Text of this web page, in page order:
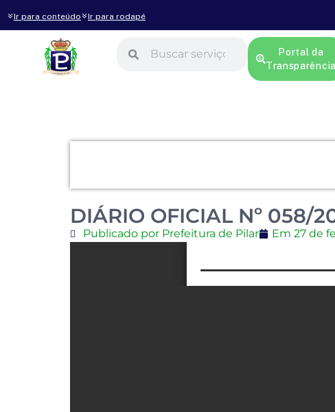
Ir para conteúdo Ir para rodapé
Portal da
Transparência
DIÁRIO OFICIAL Nº 058/
Publicado por Prefeitura de Pilar Em 27 de